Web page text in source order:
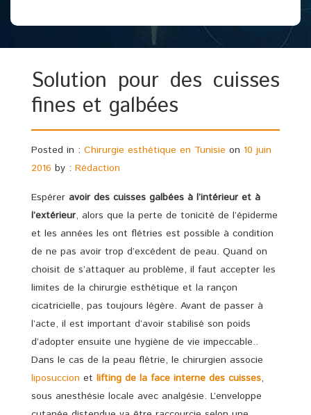
Solution pour des cuisses
fines et galbées
Posted in : Chirurgie esthétique en Tunisie on 10 juin
2016 by : Rédaction
Espérer avoir des cuisses galbées à l’intérieur et à
l’extérieur, alors que la perte de tonicité de l’épiderme
et les années les ont flétries est possible à condition
de ne pas avoir trop d’excédent de peau. Quand on
choisit de s’attaquer au problème, il faut accepter les
limites de la chirurgie esthétique et la rançon
cicatricielle, pas toujours légère. Avant de passer à
l’acte, il est important d’avoir stabilisé son poids
d’adopter ensuite une hygiène de vie impeccable..
Dans le cas de la peau flétrie, le chirurgien associe
liposuccion et lifting de la face interne des cuisses,
sous anesthésie locale avec analgésie. L’enveloppe